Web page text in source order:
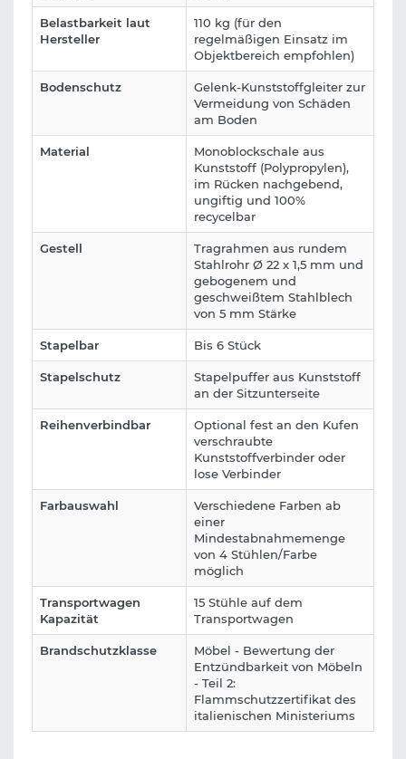
Belastbarkeit laut
Hersteller
110 kg (für den
regelmäßigen Einsatz im
Objektbereich empfohlen)
Bodenschutz
Gelenk-Kunststoffgleiter zur
Vermeidung von Schäden
am Boden
Material
Monoblockschale aus
Kunststoff (Polypropylen),
im Rücken nachgebend,
ungiftig und 100%
recycelbar
Gestell
Tragrahmen aus rundem
Stahlrohr Ø 22 x 1,5 mm und
gebogenem und
geschweißtem Stahlblech
von 5 mm Stärke
Stapelbar Bis 6 Stück
Stapelschutz
Stapelpuffer aus Kunststoff
an der Sitzunterseite
Reihenverbindbar
Optional fest an den Kufen
verschraubte
Kunststoffverbinder oder
lose Verbinder
Farbauswahl
Verschiedene Farben ab
einer
Mindestabnahmemenge
von 4 Stühlen/Farbe
möglich
Transportwagen
Kapazität
15 Stühle auf dem
Transportwagen
Brandschutzklasse
Möbel - Bewertung der
Entzündbarkeit von Möbeln
- Teil 2:
Flammschutzzertifikat des
italienischen Ministeriums